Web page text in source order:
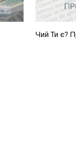
Чий Ти є?